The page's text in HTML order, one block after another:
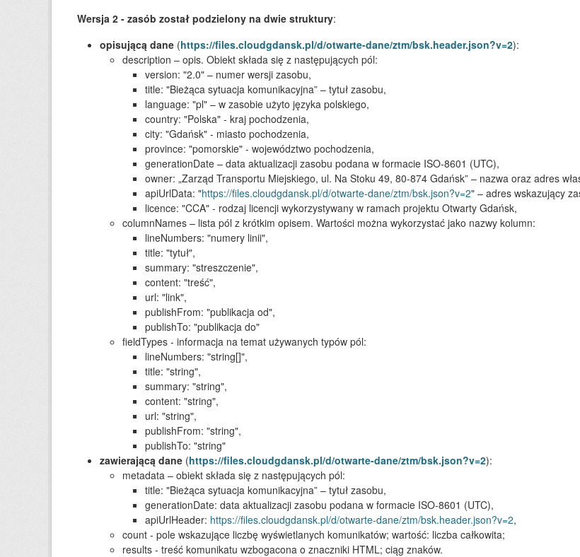
Wersja 2 - zasób został podzielony na dwie struktury:
opisującą dane (https://files.cloudgdansk.pl/d/otwarte-dane/ztm/bsk.header.json?v=2):
description – opis. Obiekt składa się z następujących pól:
version: "2.0" – numer wersji zasobu,
title: "Bieżąca sytuacja komunikacyjna” – tytuł zasobu,
language: "pl" – w zasobie użyto języka polskiego,
country: "Polska" - kraj pochodzenia,
city: "Gdańsk" - miasto pochodzenia,
province: "pomorskie" - województwo pochodzenia,
generationDate – data aktualizacji zasobu podana w formacie ISO-8601 (UTC),
owner: „Zarząd Transportu Miejskiego, ul. Na Stoku 49, 80-874 Gdańsk” – nazwa oraz adres
apiUrlData: "https://files.cloudgdansk.pl/d/otwarte-dane/ztm/bsk.json?v=2" – adres wskazujący
licence: "CCA" - rodzaj licencji wykorzystywany w ramach projektu Otwarty Gdańsk,
columnNames – lista pól z krótkim opisem. Wartości można wykorzystać jako nazwy kolumn:
lineNumbers: "numery linii",
title: "tytuł",
summary: "streszczenie",
content: "treść",
url: "link",
publishFrom: "publikacja od",
publishTo: "publikacja do"
fieldTypes - informacja na temat używanych typów pól:
lineNumbers: "string[]",
title: "string",
summary: "string",
content: "string",
url: "string",
publishFrom: "string",
publishTo: "string"
zawierającą dane (https://files.cloudgdansk.pl/d/otwarte-dane/ztm/bsk.json?v=2):
metadata – obiekt składa się z następujących pól:
title: "Bieżąca sytuacja komunikacyjna” – tytuł zasobu,
generationDate: data aktualizacji zasobu podana w formacie ISO-8601 (UTC),
apiUrlHeader: https://files.cloudgdansk.pl/d/otwarte-dane/ztm/bsk.header.json?v=2,
count - pole wskazujące liczbę wyświetlanych komunikatów; wartość: liczba całkowita;
results - treść komunikatu wzbogacona o znaczniki HTML; ciąg znaków.